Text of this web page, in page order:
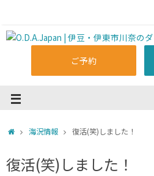
ご予約
海況情報 復活(笑)しました！
復活(笑)しました！